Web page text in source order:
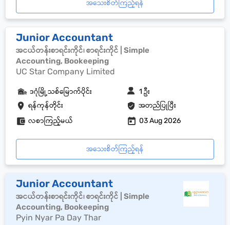
အသေးစိတ်ကြည့်ရန်
Junior Accountant
အငယ်တန်းစာရင်းကိုင်၊ စာရင်းကိုင် | Simple
Accounting, Bookeeping
UC Star Company Limited
ရန်ကုန်တိုင်း အတည်ပြုပြီး
ဒဂုံမြို့သစ်မြောက်ပိုင်း 1 ဦး
လစာကြည့်မယ် 03 Aug 2026
အသေးစိတ်ကြည့်ရန်
Junior Accountant
အငယ်တန်းစာရင်းကိုင်၊ စာရင်းကိုင် | Simple
Accounting, Bookeeping
Pyin Nyar Pa Day Thar